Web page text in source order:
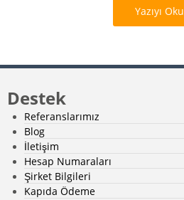
Yazıyı Oku
Destek
Referanslarımız
Blog
İletişim
Hesap Numaraları
Şirket Bilgileri
Kapıda Ödeme